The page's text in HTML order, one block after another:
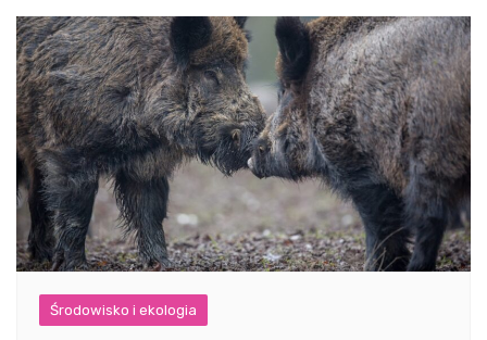
Środowisko i ekologia